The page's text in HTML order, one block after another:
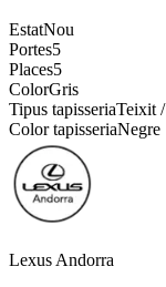
EstatNou
Portes5
Places5
ColorGris
Tipus tapisseriaTeixit
Color tapisseriaNegre
Lexus Andorra